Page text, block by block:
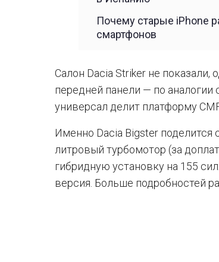
Почему старые iPhone
смартфонов
Салон Dacia Striker не показали,
передней панели — по
универсал делит платформу
Именно Dacia Bigster поделится
литровый турбомотор (за
гибридную установку на 155
версия. Больше подробностей